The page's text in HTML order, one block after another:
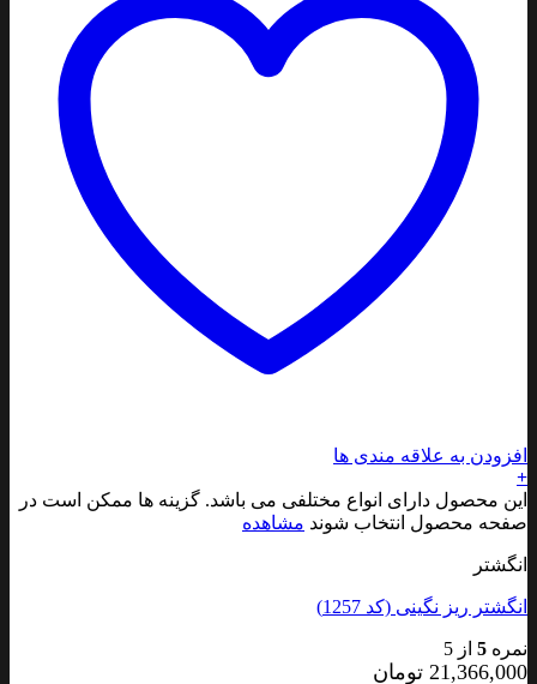
افزودن به علاقه مندی ها
+
این محصول دارای انواع مختلفی می باشد. گزینه ها ممکن است در
صفحه محصول انتخاب شوند مشاهده
انگشتر
انگشتر ریز نگینی (کد 1257)
نمره 5 از 5
21,366,000 تومان